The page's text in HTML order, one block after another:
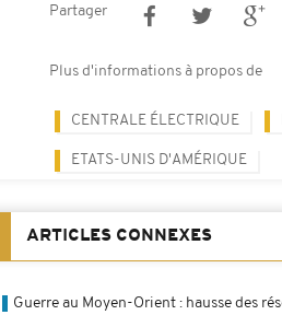
Partager
Plus d'informations à propos de
CENTRALE ÉLECTRIQUE
ETATS-UNIS D'AMÉRIQUE
ARTICLES CONNEXES
Guerre au Moyen-Orient : hausse des